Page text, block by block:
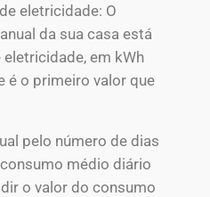
eletricidade: O
da sua casa está
em kWh
é o primeiro valor que
pelo número de dias
médio diário
o valor do consumo